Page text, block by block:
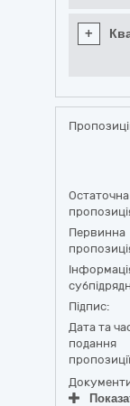
+
Остаточна
Первинна
Підпис:
Дата та
подання